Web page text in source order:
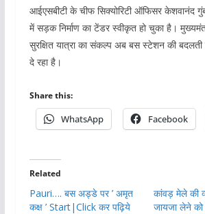
आईएसबीटी के चीफ सिक्योरिटी ऑफिसर केशवानंद
में सड़क निर्माण का टेंडर स्वीकृत हो चुका है।
सुरक्षित यात्रा का संकल्प अब बस स्टेशन की बदलती
दे रहा है।
Share this:
WhatsApp Facebook
Related
Pauri…. बस अड्डे पर ’ अमृत
कक्ष ’ Start|Click कर पढ़िये
कांवड़ मेले की
जायजा लेने को